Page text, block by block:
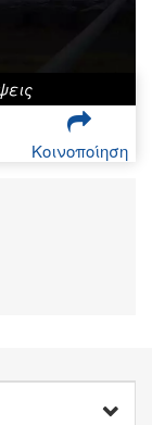
Κοινοποίηση